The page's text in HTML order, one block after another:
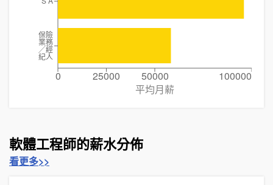
0 25000 50000
100000
平均月薪
保險
業務
╱經
紀人
軟體工程師的薪水分佈
看更多>>